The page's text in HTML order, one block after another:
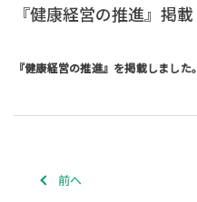
『健康経営の推進』掲載
『健康経営の推進』を掲載しました。
前へ